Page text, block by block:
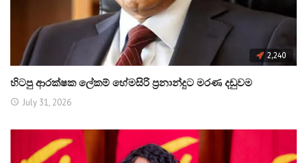
2,240
හිටපු ආරක්ෂක ලේකම් හේමසිරි ප්‍රනාන්දුට මරණ දඬුවම
July 31, 2026